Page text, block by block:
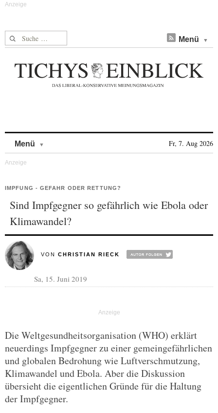
Suche nach: Menü
Menü Fr, 7. Aug 2026
IMPFUNG - GEFAHR ODER RETTUNG?
Sind Impfgegner so gefährlich wie Ebola oder
Klimawandel?
VON CHRISTIAN RIECK
Sa, 15. Juni 2019
Die Weltgesundheitsorganisation (WHO) erklärt
neuerdings Impfgegner zu einer gemeingefährlichen
und globalen Bedrohung wie Luftverschmutzung,
Klimawandel und Ebola. Aber die Diskussion
übersieht die eigentlichen Gründe für die Haltung
der Impfgegner.